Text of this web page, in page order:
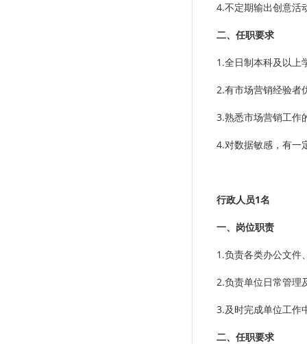
4.不定期输出创意活
二、任职要求
1.全日制本科及以上
2.有市场营销经验者
3.熟悉市场营销工作
4.对数据敏感，有一
行政人员1名
一、岗位职责
1.负责各类办公文件
2.负责单位日常管理
3.及时完成单位工作
二、任职要求